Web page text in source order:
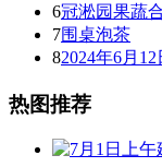
6冠淞园果蔬
7围桌泡茶
82024年6月
热图推荐